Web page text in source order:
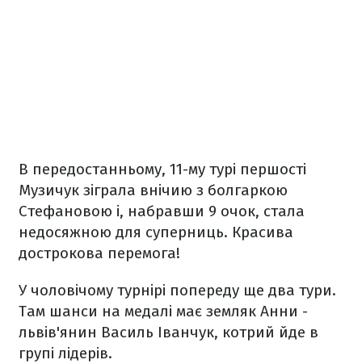
В передостанньому, 11-му турі першості
Музичук зіграла внічию з болгаркою
Стефановою і, набравши 9 очок, стала
недосяжною для суперниць. Красива
дострокова перемога!
У чоловічому турнірі попереду ще два тури.
Там шанси на медалі має земляк Анни -
львів'янин Василь Іванчук, котрий йде в
групі лідерів.